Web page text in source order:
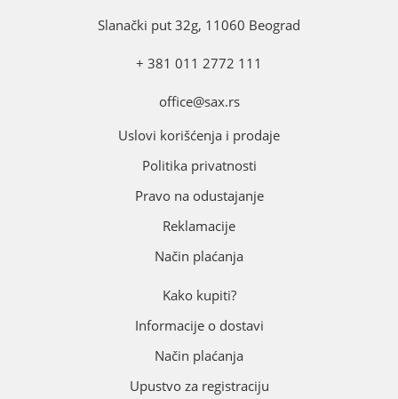
Slanački put 32g, 11060 Beograd
+ 381 011 2772 111
office@sax.rs
Uslovi korišćenja i prodaje
Politika privatnosti
Pravo na odustajanje
Reklamacije
Način plaćanja
Kako kupiti?
Informacije o dostavi
Način plaćanja
Upustvo za registraciju